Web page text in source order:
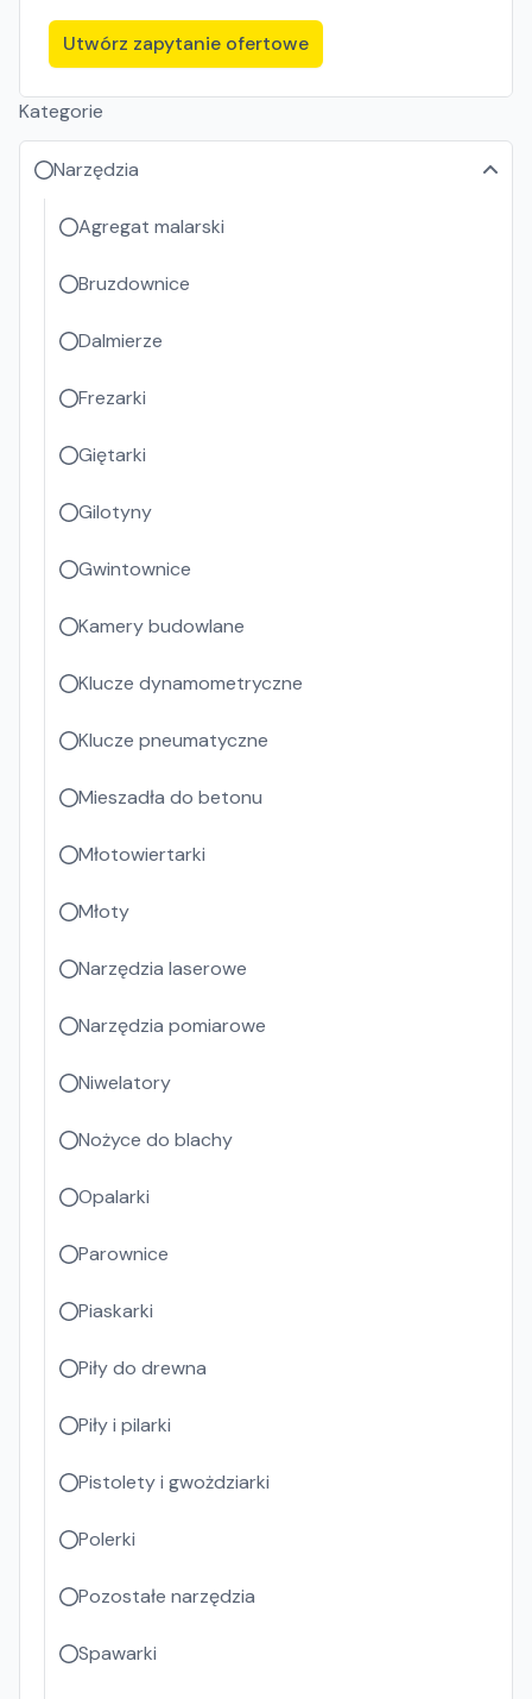
Utwórz zapytanie ofertowe
Kategorie
Narzędzia
Agregat malarski
Bruzdownice
Dalmierze
Frezarki
Giętarki
Gilotyny
Gwintownice
Kamery budowlane
Klucze dynamometryczne
Klucze pneumatyczne
Mieszadła do betonu
Młotowiertarki
Młoty
Narzędzia laserowe
Narzędzia pomiarowe
Niwelatory
Nożyce do blachy
Opalarki
Parownice
Piaskarki
Piły do drewna
Piły i pilarki
Pistolety i gwożdziarki
Polerki
Pozostałe narzędzia
Spawarki